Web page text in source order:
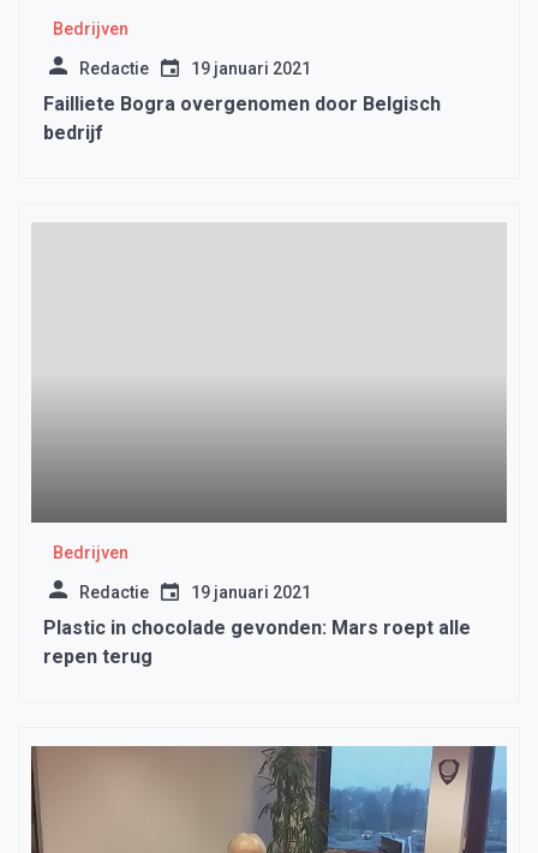
Bedrijven
Redactie 19 januari 2021
Failliete Bogra overgenomen door Belgisch
bedrijf
Bedrijven
Redactie 19 januari 2021
Plastic in chocolade gevonden: Mars roept alle
repen terug